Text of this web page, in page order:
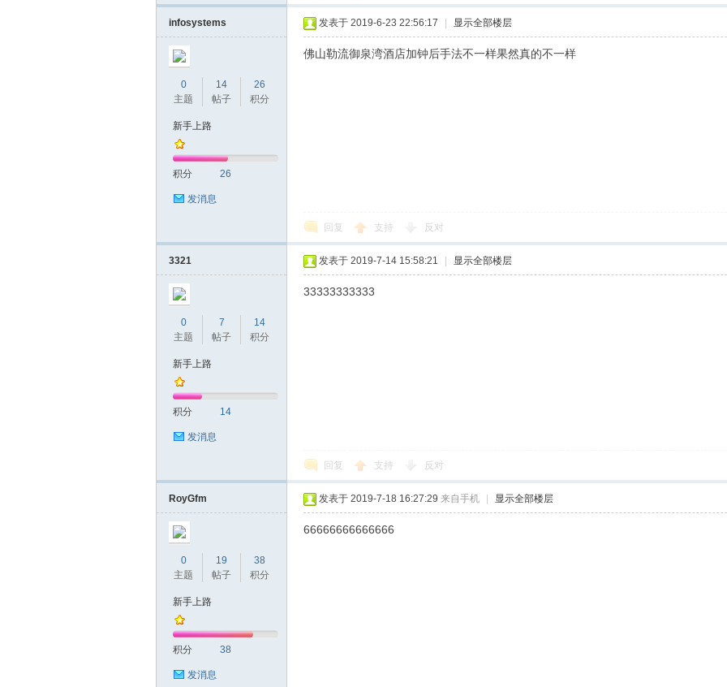
infosystems
0
主题
14
帖子
26
积分
新手上路
积分 26
发消息
发表于 2019-6-23 22:56:17 显示全部楼层
佛山勒流御泉湾酒店加钟后手法不一样果然真的不一样
回复 支持 反对
3321
0
主题
7
帖子
14
积分
新手上路
积分 14
发消息
发表于 2019-7-14 15:58:21 显示全部楼层
33333333333
回复 支持 反对
RoyGfm
0
主题
19
帖子
38
积分
新手上路
积分 38
发消息
发表于 2019-7-18 16:27:29 来自手机 显示全部楼层
66666666666666